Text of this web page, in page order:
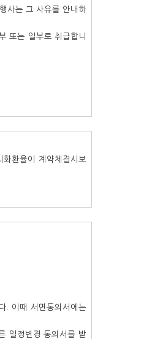
사는 그 사유를 안내하
또는 일부로 취급합니
환율이 계약체결시보
. 이때 서면동의서에는
일정변경 동의서를 받